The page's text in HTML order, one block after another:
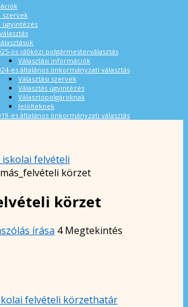
szervek
ügyintézés
ös időközi polgármesterválasztás
Választási információk
es általános önkormányzati választás
Választási szervek
Választás ügyintézés
Választópolgároknak
Jelölteknek
es általános önkormányzati választás
felvételi
körzet
körzet
írása 4 Megtekintés
felvételi körzethatár